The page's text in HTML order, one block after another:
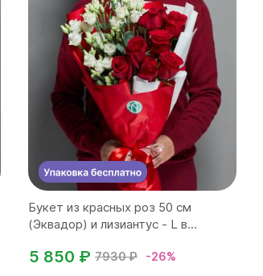
Букет из красных роз 50 см
(Эквадор) и лизиантус - L в...
7930 ₽ -26%
5 850 ₽